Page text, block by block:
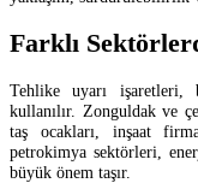
Farklı
Tehlike uyarı işaretleri,
kullanılır. Zonguldak ve
taş ocakları, inşaat
petrokimya sektörleri,
büyük önem taşır.